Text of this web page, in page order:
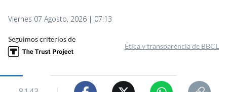
Viernes 07 Agosto, 2026 | 07:13
Seguimos criterios de
Ética y transparencia de BBCL